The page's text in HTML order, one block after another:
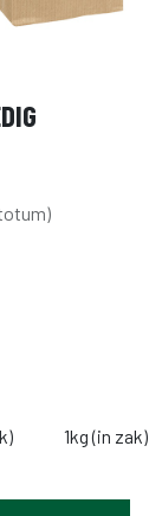
1kg (in zak)